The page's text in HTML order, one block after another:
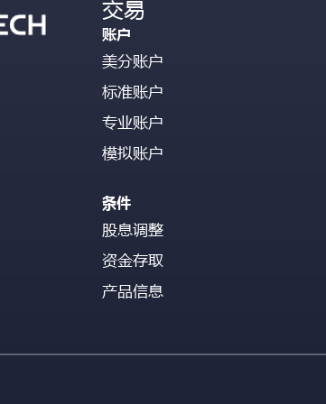
交易
账户
美分账户
标准账户
专业账户
模拟账户
条件
股息调整
资金存取
产品信息